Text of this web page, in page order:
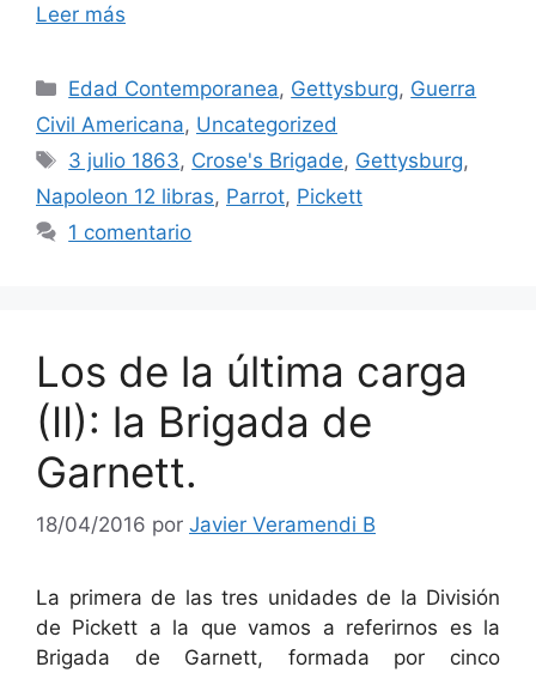
Leer más
Categorías
Edad Contemporanea, Gettysburg, Guerra
Civil Americana, Uncategorized
Etiquetas
3 julio 1863, Crose's Brigade, Gettysburg,
Napoleon 12 libras, Parrot, Pickett
1 comentario
Los de la última carga
(II): la Brigada de
Garnett.
18/04/2016 por Javier Veramendi B
La primera de las tres unidades de la División
de Pickett a la que vamos a referirnos es la
Brigada de Garnett, formada por cinco